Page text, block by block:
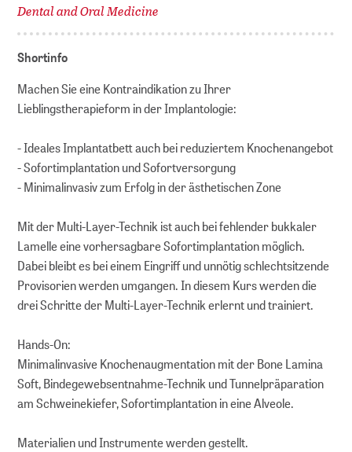
Dental and Oral Medicine
Shortinfo
Machen Sie eine Kontraindikation zu Ihrer
Lieblingstherapieform in der Implantologie:
- Ideales Implantatbett auch bei reduziertem Knochenangebot
- Sofortimplantation und Sofortversorgung
- Minimalinvasiv zum Erfolg in der ästhetischen Zone
Mit der Multi-Layer-Technik ist auch bei fehlender bukkaler
Lamelle eine vorhersagbare Sofortimplantation möglich.
Dabei bleibt es bei einem Eingriff und unnötig schlechtsitzende
Provisorien werden umgangen. In diesem Kurs werden die
drei Schritte der Multi-Layer-Technik erlernt und trainiert.
Hands-On:
Minimalinvasive Knochenaugmentation mit der Bone Lamina
Soft, Bindegewebsentnahme-Technik und Tunnelpräparation
am Schweinekiefer, Sofortimplantation in eine Alveole.
Materialien und Instrumente werden gestellt.